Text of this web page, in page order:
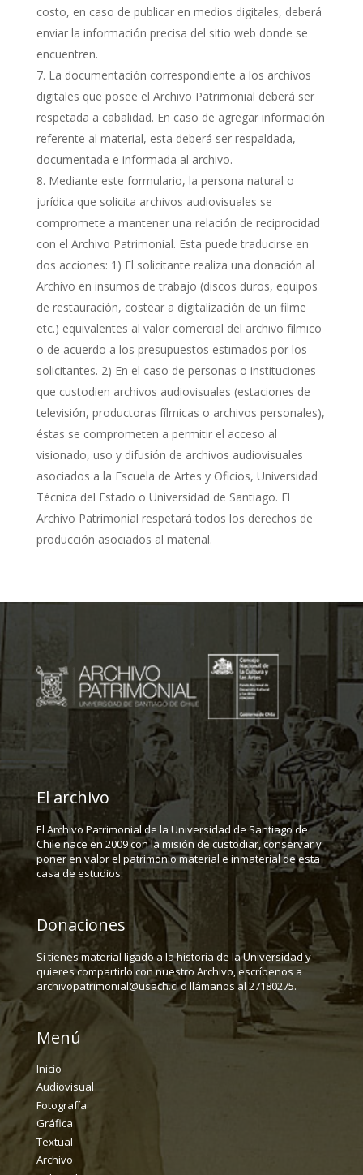
costo, en caso de publicar en medios digitales, deberá
enviar la información precisa del sitio web donde se
encuentren.
La documentación correspondiente a los archivos
digitales que posee el Archivo Patrimonial deberá ser
respetada a cabalidad. En caso de agregar información
referente al material, esta deberá ser respaldada,
documentada e informada al archivo.
Mediante este formulario, la persona natural o
jurídica que solicita archivos audiovisuales se
compromete a mantener una relación de reciprocidad
con el Archivo Patrimonial. Esta puede traducirse en
dos acciones: 1) El solicitante realiza una donación al
Archivo en insumos de trabajo (discos duros, equipos
de restauración, costear a digitalización de un filme
etc.) equivalentes al valor comercial del archivo fílmico
o de acuerdo a los presupuestos estimados por los
solicitantes. 2) En el caso de personas o instituciones
que custodien archivos audiovisuales (estaciones de
televisión, productoras fílmicas o archivos personales),
éstas se comprometen a permitir el acceso al
visionado, uso y difusión de archivos audiovisuales
asociados a la Escuela de Artes y Oficios, Universidad
Técnica del Estado o Universidad de Santiago. El
Archivo Patrimonial respetará todos los derechos de
producción asociados al material.
El archivo
El Archivo Patrimonial de la Universidad de Santiago de
Chile nace en 2009 con la misión de custodiar, conservar y
poner en valor el patrimonio material e inmaterial de esta
casa de estudios.
Donaciones
Si tienes material ligado a la historia de la Universidad y
quieres compartirlo con nuestro Archivo, escríbenos a
archivopatrimonial@usach.cl o llámanos al 27180275.
Menú
Inicio
Audiovisual
Fotografía
Gráfica
Textual
Archivo